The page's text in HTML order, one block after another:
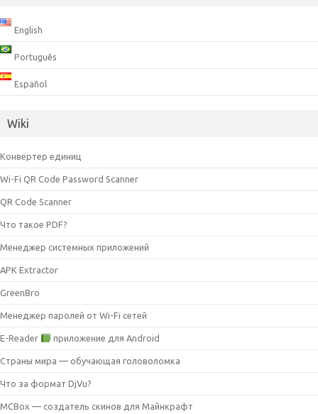
English
Português
Español
Wiki
Конвертер единиц
Wi-Fi QR Code Password Scanner
QR Code Scanner
Что такое PDF?
Менеджер системных приложений
APK Extractor
GreenBro
Менеджер паролей от Wi-Fi сетей
E-Reader приложение для Android
Страны мира — обучающая головоломка
Что за формат DjVu?
MCBox — создатель скинов для Майнкрафт